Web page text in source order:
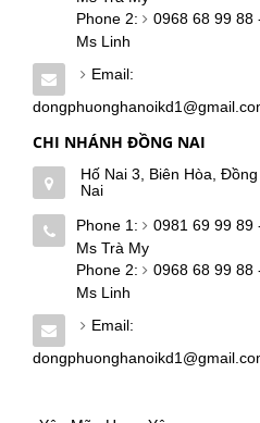
Phone 2:
0968 68 99 88
Ms Linh
Email:
CHI NHÁNH ĐỒNG NAI
Hố Nai 3, Biên Hòa, Đồng
Nai
Phone 1:
0981 69 99 89
Ms Trà My
Phone 2:
0968 68 99 88
Ms Linh
Email: